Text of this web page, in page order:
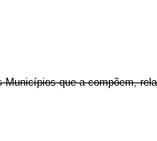
que a compõem,